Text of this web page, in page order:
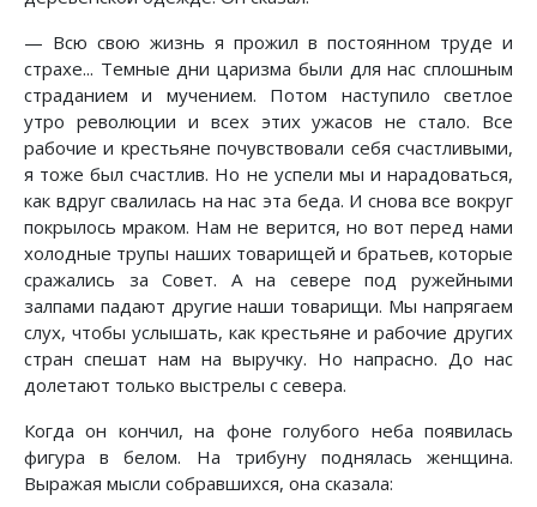
— Всю свою жизнь я прожил в постоянном труде и
страхе... Темные дни царизма были для нас сплошным
страданием и мучением. Потом наступило светлое
утро революции и всех этих ужасов не стало. Все
рабочие и крестьяне почувствовали себя счастливыми,
я тоже был счастлив. Но не успели мы и нарадоваться,
как вдруг свалилась на нас эта беда. И снова все вокруг
покрылось мраком. Нам не верится, но вот перед нами
холодные трупы наших товарищей и братьев, которые
сражались за Совет. А на севере под ружейными
залпами падают другие наши товарищи. Мы напрягаем
слух, чтобы услышать, как крестьяне и рабочие других
стран спешат нам на выручку. Но напрасно. До нас
долетают только выстрелы с севера.
Когда он кончил, на фоне голубого неба появилась
фигура в белом. На трибуну поднялась женщина.
Выражая мысли собравшихся, она сказала: